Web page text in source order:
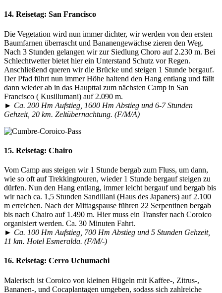
14. Reisetag: San Francisco
Die Vegetation wird nun immer dichter, wir werden von den ersten
Baumfarnen überrascht und Bananengewächse zieren den Weg.
Nach 3 Stunden gelangen wir zur Siedlung Choro auf 2.230 m. Bei
Schlechtwetter bietet hier ein Unterstand Schutz vor Regen.
Anschließend queren wir die Brücke und steigen 1 Stunde bergauf.
Der Pfad führt nun immer Höhe haltend den Hang entlang und fällt
dann wieder ab in das Haupttal zum nächsten Camp in San
Francisco ( Kusillumani) auf 2.090 m.
► Ca. 200 Hm Aufstieg, 1600 Hm Abstieg und 6-7 Stunden
Gehzeit, 20 km. Zeltübernachtung. (F/M/A)
15. Reisetag: Chairo
Vom Camp aus steigen wir 1 Stunde bergab zum Fluss, um dann,
wie so oft auf Trekkingtouren, wieder 1 Stunde bergauf steigen zu
dürfen. Nun den Hang entlang, immer leicht bergauf und bergab bis
wir nach ca. 1,5 Stunden Sandillani (Haus des Japaners) auf 2.100
m erreichen. Nach der Mittagspause führen 22 Serpentinen bergab
bis nach Chairo auf 1.490 m. Hier muss ein Transfer nach Coroico
organisiert werden. Ca. 30 Minuten Fahrt.
► Ca. 100 Hm Aufstieg, 700 Hm Abstieg und 5 Stunden Gehzeit,
11 km. Hotel Esmeralda. (F/M/-)
16. Reisetag: Cerro Uchumachi
Malerisch ist Coroico von kleinen Hügeln mit Kaffee-, Zitrus-,
Bananen-, und Cocaplantagen umgeben, sodass sich zahlreiche